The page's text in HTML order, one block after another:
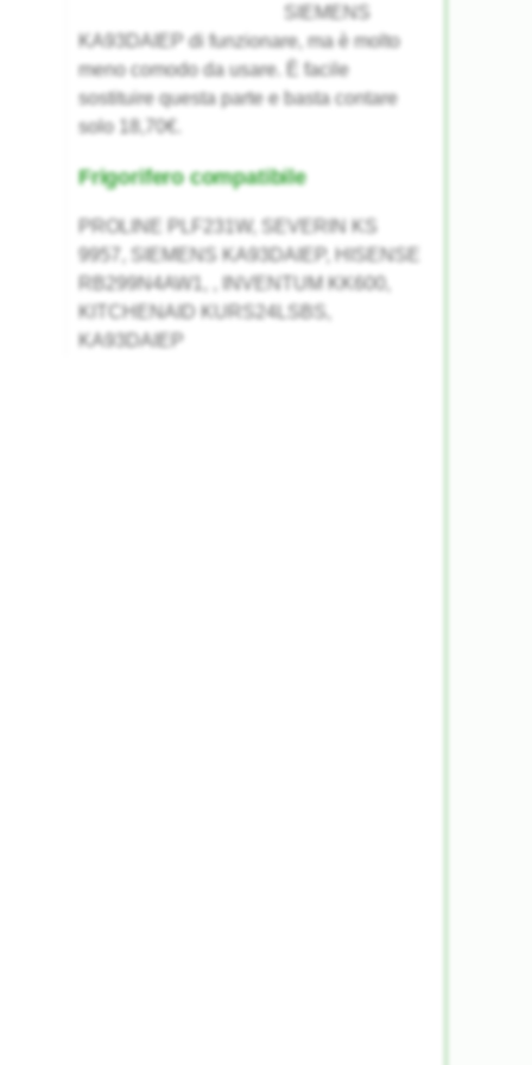
SIEMENS
KA93DAIEP di funzionare, ma è molto
meno comodo da usare. È facile
sostituire questa parte e basta contare
solo 18,70€.
Frigorifero compatibile
PROLINE PLF231W, SEVERIN KS
9957, SIEMENS KA93DAIEP, HISENSE
RB299N4AW1, , INVENTUM KK600,
KITCHENAID KURS24LSBS,
KA93DAIEP